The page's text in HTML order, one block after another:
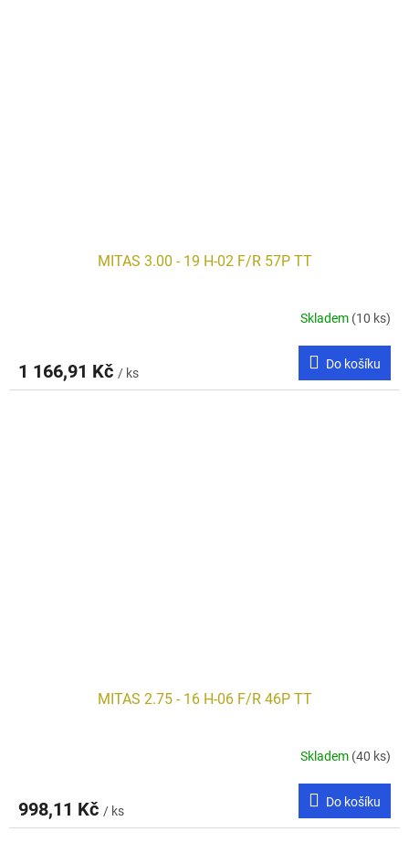
MITAS 3.00 - 19 H-02 F/R 57P TT
Skladem (10 ks)
1 166,91 Kč / ks
Do košíku
MITAS 2.75 - 16 H-06 F/R 46P TT
Skladem (40 ks)
998,11 Kč / ks
Do košíku